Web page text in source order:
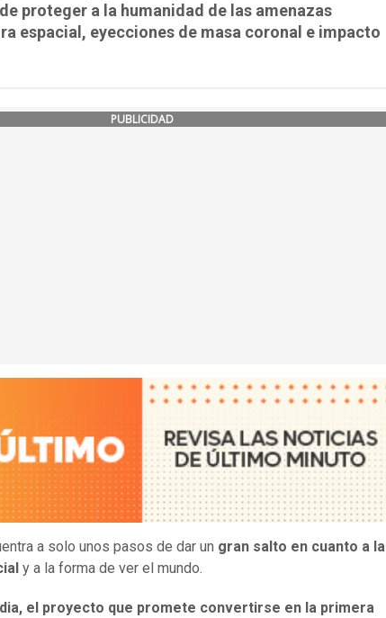
proteger a la humanidad de las amenazas
espacial, eyecciones de masa coronal e impacto
PUBLICIDAD
a solo unos pasos de dar un gran salto en cuanto a la
y a la forma de ver el mundo.
el proyecto que promete convertirse en la primera